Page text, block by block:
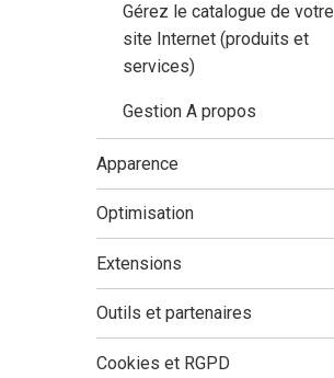
Gérez le catalogue de votre
site Internet (produits et
services)
Gestion A propos
Apparence
Optimisation
Extensions
Outils et partenaires
Cookies et RGPD